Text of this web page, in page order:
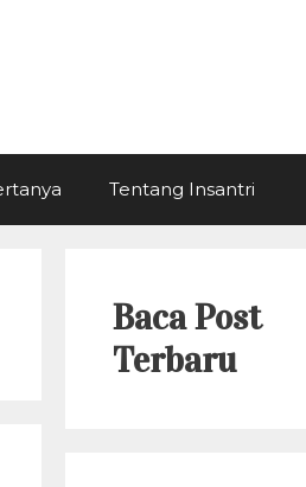
Tentang Insantri
Baca Post
Terbaru